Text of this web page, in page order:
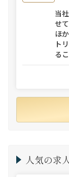
当
せ
ほ
ト
る
人気の求